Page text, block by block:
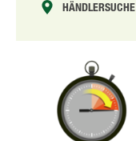
HÄNDLERSUCHE